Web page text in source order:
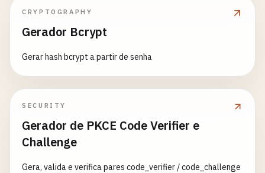
CRYPTOGRAPHY
Gerador Bcrypt
Gerar hash bcrypt a partir de senha
SECURITY
Gerador de PKCE Code Verifier e
Challenge
Gera, valida e verifica pares code_verifier / code_challenge